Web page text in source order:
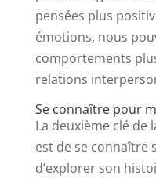
pensées plus
émotions, nous
comportements
relations
Se connaître pour
La deuxième clé de
est de se connaître
d’explorer son